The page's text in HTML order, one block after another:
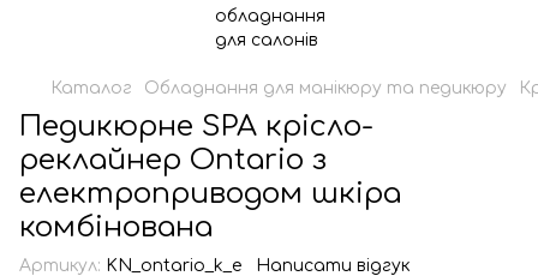
Каталог Обладнання для манікюру та педикюру
Педикюрне SPA крісло-
реклайнер Ontario з
електроприводом шкіра
комбінована
Артикул: KN_ontario_k_e Написати відгук